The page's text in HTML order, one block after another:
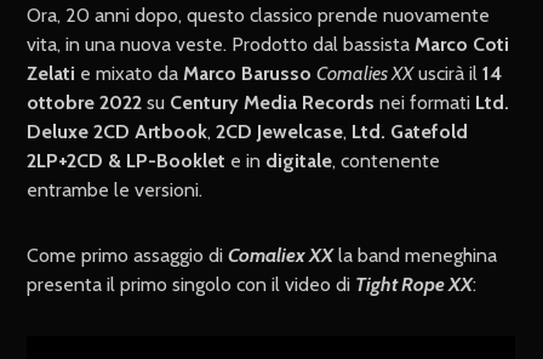
Ora, 20 anni dopo, questo classico prende nuovamente
vita, in una nuova veste. Prodotto dal bassistaMarco Coti
Zelati e mixato daMarco Barusso Comalies XXuscirà il14
ottobre 2022 su Century Media Records nei formati Ltd.
Deluxe 2CD Artbook,2CD Jewelcase, Ltd. Gatefold
2LP+2CD & LP-Booklet e in digitale, contenente
entrambe le versioni.
Come primo assaggio diComaliex XXla band meneghina
presenta il primo singolo con il video di Tight Rope XX: